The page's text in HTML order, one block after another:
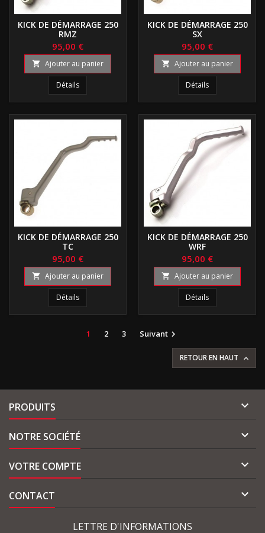
KICK DE DÉMARRAGE 250
RMZ
95,00 €
 Ajouter au panier
Détails
KICK DE DÉMARRAGE 250
SX
95,00 €
 Ajouter au panier
Détails
KICK DE DÉMARRAGE 250
TC
95,00 €
 Ajouter au panier
Détails
KICK DE DÉMARRAGE 250
WRF
95,00 €
 Ajouter au panier
Détails
1 2 3 Suivant 
RETOUR EN HAUT 
PRODUITS 
NOTRE SOCIÉTÉ 
VOTRE COMPTE 
CONTACT 
LETTRE D'INFORMATIONS